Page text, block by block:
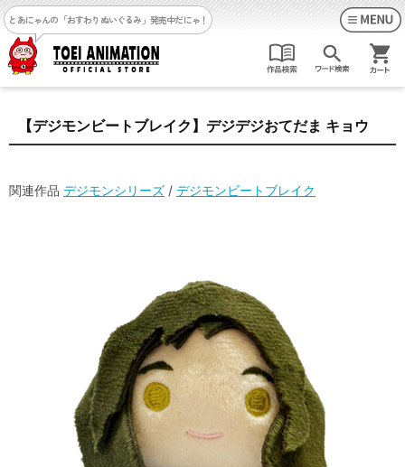
とあにゃんの「おすわりぬいぐるみ」発売中だにゃ！
【デジモンビートブレイク】デジデジおてだま キョウ
関連作品 デジモンシリーズ / デジモンビートブレイク